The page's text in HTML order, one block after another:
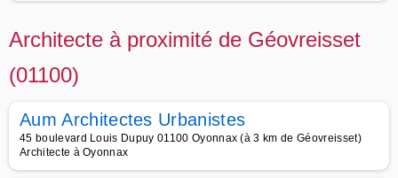
Architecte à proximité de Géovreisset
(01100)
Aum Architectes Urbanistes
45 boulevard Louis Dupuy 01100 Oyonnax (à 3 km de Géovreisset)
Architecte à Oyonnax